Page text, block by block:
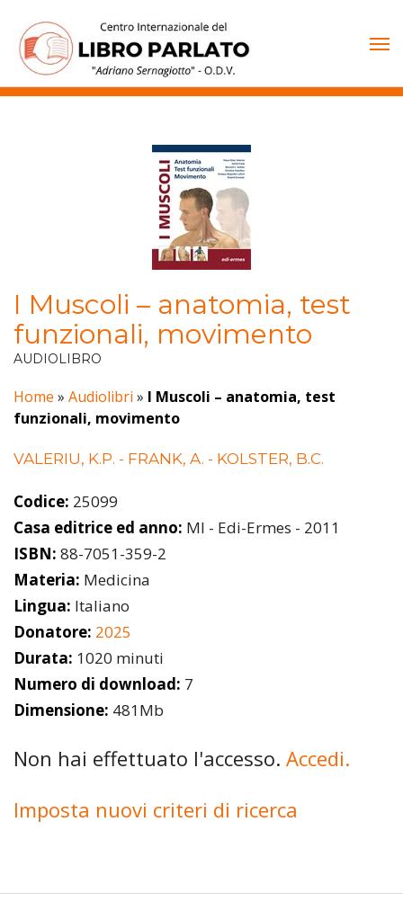
contenuto
I Muscoli – anatomia, test
funzionali, movimento
AUDIOLIBRO
Home » Audiolibri » I Muscoli – anatomia, test
funzionali, movimento
VALERIU, K.P. - FRANK, A. - KOLSTER, B.C.
Codice: 25099
Casa editrice ed anno: MI - Edi-Ermes - 2011
ISBN: 88-7051-359-2
Materia: Medicina
Lingua: Italiano
Donatore: 2025
Durata: 1020 minuti
Numero di download: 7
Dimensione: 481Mb
Non hai effettuato l'accesso. Accedi.
Imposta nuovi criteri di ricerca